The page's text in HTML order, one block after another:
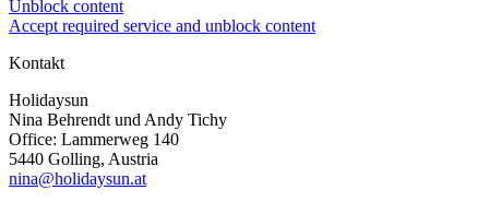
Unblock content
Accept required service and unblock content
Kontakt
Holidaysun
Nina Behrendt und Andy Tichy
Office: Lammerweg 140
5440 Golling, Austria
nina@holidaysun.at